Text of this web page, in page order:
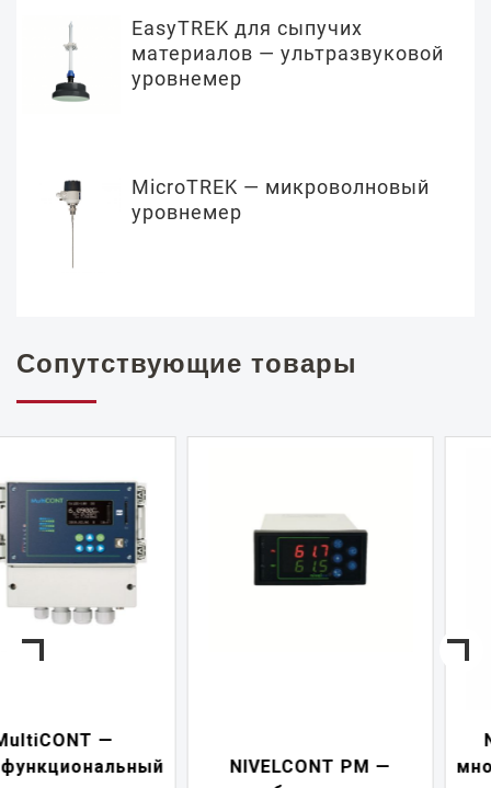
EasyTREK для сыпучих
материалов — ультразвуковой
уровнемер
MicroTREK — микроволновый
уровнемер
Сопутствующие товары
NIVELCONT PM —